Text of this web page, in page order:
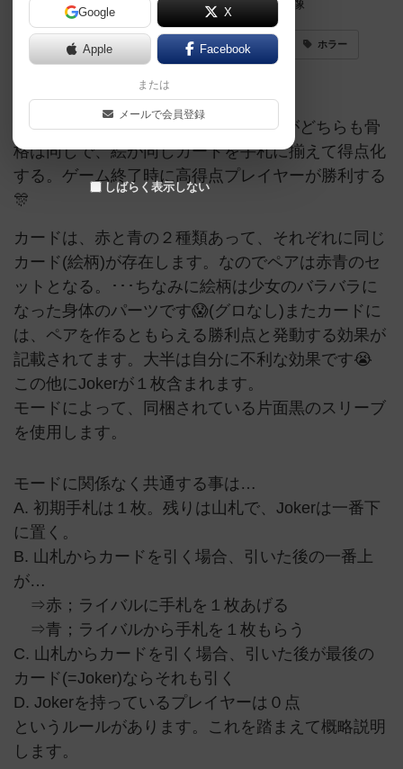
ゲームマーケット2017秋（東京） ババ抜き ホラー
率直に遊んだ感想を言う！
ババ抜き🃏 ゲームモードが２つあるがどちらも骨
格は同じで、絵が同じカードを手札に揃えて得点化
する。ゲーム終了時に高得点プレイヤーが勝利する
🎊
カードは、赤と青の２種類あって、それぞれに同じ
カード(絵柄)が存在します。なのでペアは赤青のセ
ットとなる。･･･ちなみに絵柄は少女のバラバラに
なった身体のパーツです😱(グロなし)またカードに
は、ペアを作るともらえる勝利点と発動する効果が
記載されてます。大半は自分に不利な効果です😭
この他にJokerが１枚含まれます。
モードによって、同梱されている片面黒のスリーブ
を使用します。
モードに関係なく共通する事は…
A. 初期手札は１枚。残りは山札で、Jokerは一番下
に置く。
B. 山札からカードを引く場合、引いた後の一番上
が…
⇒赤；ライバルに手札を１枚あげる
⇒青；ライバルから手札を１枚もらう
C. 山札からカードを引く場合、引いた後が最後の
カード(=Joker)ならそれも引く
D. Jokerを持っているプレイヤーは０点
というルールがあります。これを踏まえて概略説明
します。
Google X
Apple Facebook
または
メールで会員登録
しばらく表示しない